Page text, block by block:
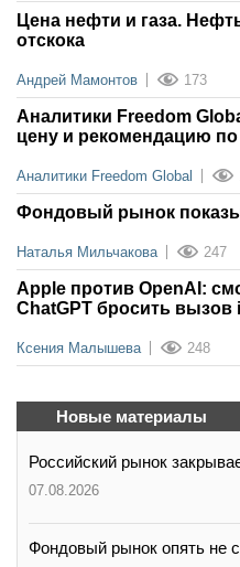
Цена нефти и газа.
отскока
Андрей Мамонтов 173
Аналитики Freedom
цену и рекомендацию
Аналитики Freedom Global
Фондовый рынок
Наталья Мильчакова 247
Apple против OpenAI:
ChatGPT бросить вызов
Ксения Малышева 248
Новые материалы
Российский рынок
07.08.2026
Фондовый рынок опять не